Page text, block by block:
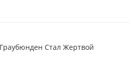
Стал Жертвой